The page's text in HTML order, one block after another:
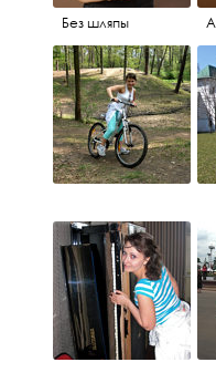
Без шляпы